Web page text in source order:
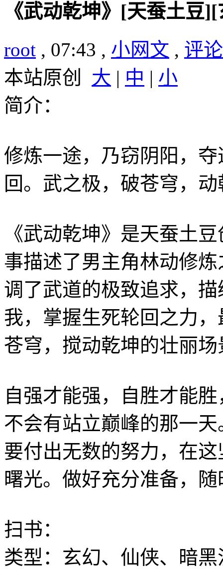
《武动乾坤》[天蚕土豆
root , 07:43 , 小网文 , 评
本站原创
大 | 中 | 小
简介：
修炼一途，乃窃阴阳，
回。武之极，破苍穹，
《武动乾坤》是天蚕土
事描述了男主角林动修
调了武道的极致追求，
我，掌握生死轮回之力
苍穹，搅动乾坤的壮丽场
自强才能强，自胜才能
不会有站立巅峰的那一
要付出无数的努力，在
曙光。做好充分准备，
扫书：
类型：玄幻、仙侠、暗